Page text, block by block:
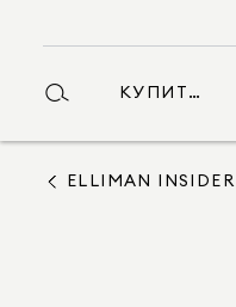
КУПИТИ
ELLIMAN INSIDER